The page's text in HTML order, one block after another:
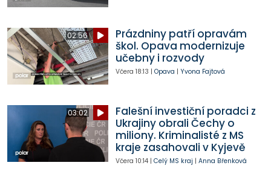
02:56
Prázdniny patří opravám
škol. Opava modernizuje
učebny i rozvody
Včera 18:13 | Opava | Yvona Fajtová
03:02
Falešní investiční poradci z
Ukrajiny obrali Čechy o
miliony. Kriminalisté z MS
kraje zasahovali v Kyjevě
Včera 10:14| Celý MS kraj | Anna Břenková